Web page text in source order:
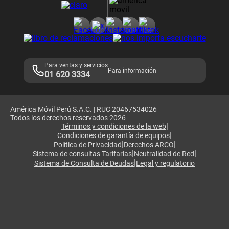
Adquirientes iPhone 6, 6S y SE
Mensaje de Seguridad
Términos y Condiciones de Tienda Claro
Libro de Reclamaciones
Para ventas y servicios
01 620 3334 Para información
América Móvil Perú S.A.C. | RUC 20467534026
Todos los derechos reservados 2026
Términos y condiciones de la web|
Condiciones de garantía de equipos|
Política de Privacidad|Derechos ARCO|
Sistema de consultas Tarifarias|Neutralidad de Red|
Sistema de Consulta de Deudas|Legal y regulatorio